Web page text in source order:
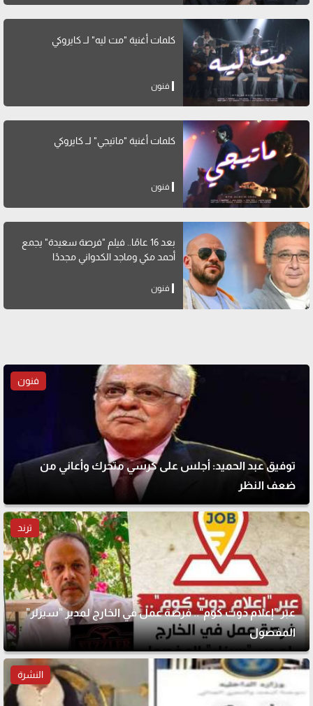
كلمات أغنية "مت ليه" لــ كايروكي
فنون
كلمات أغنية "ماتيجي" لــ كايروكي
فنون
بعد 16 عامًا.. فيلم "فرصة سعيدة" يجمع
أحمد مكي وماجد الكدواني مجددًا
فنون
فنون
توفيق عبد الحميد: أجلس على كرسي متحرك وأعاني من
ضعف النظر
ترند
عبر "إعلام دوت كوم".. فرصة عمل في الخارج لمدير "سيزلر"
المفصول
النشرة